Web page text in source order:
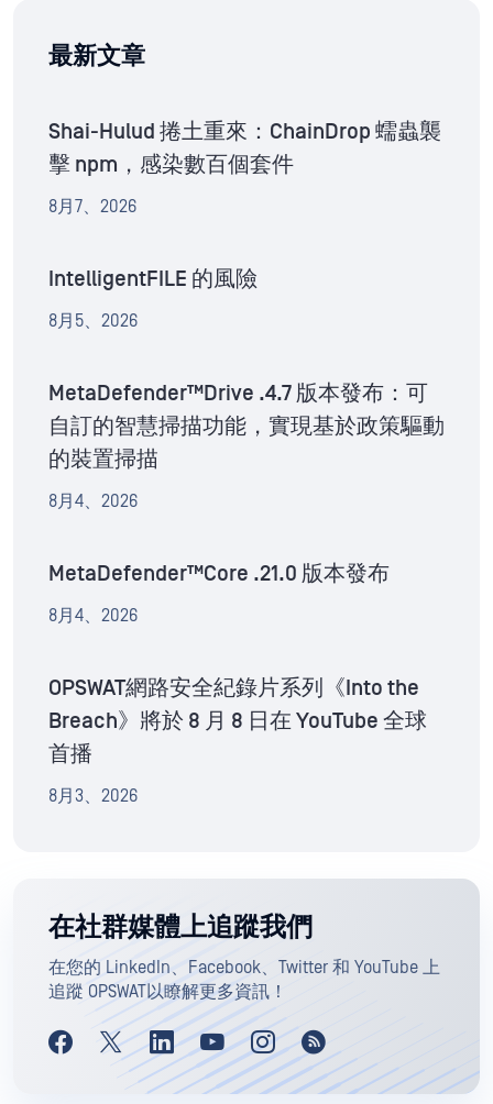
最新文章
Shai-Hulud 捲土重來：ChainDrop 蠕蟲襲
擊 npm，感染數百個套件
8月7、2026
IntelligentFILE 的風險
8月5、2026
MetaDefender™Drive .4.7 版本發布：可
自訂的智慧掃描功能，實現基於政策驅動
的裝置掃描
8月4、2026
MetaDefender™Core .21.0 版本發布
8月4、2026
OPSWAT網路安全紀錄片系列《Into the
Breach》將於 8 月 8 日在 YouTube 全球
首播
8月3、2026
在社群媒體上追蹤我們
在您的 LinkedIn、Facebook、Twitter 和 YouTube 上
追蹤 OPSWAT以瞭解更多資訊！